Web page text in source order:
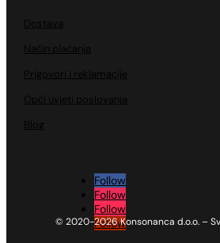
Dostava
Način plaćanja
Prigovori i reklamacije
Opći uvjeti poslovanja
Blog
Follow
Follow
Follow
Follow
© 2020-2026 Konsonanca d.o.o. –